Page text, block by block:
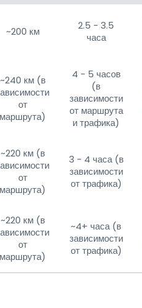
~200 км
2.5 - 3.5
часа
~240 км (в
от
маршрута)
4 - 5 часов
(в
зависимости
от маршрута
и трафика)
~220 км (в
от
маршрута)
3 - 4 часа (в
зависимости
от трафика)
~220 км (в
от
маршрута)
~4+ часа (в
зависимости
от трафика)